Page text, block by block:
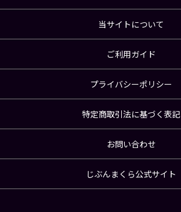
当サイトについて
ご利用ガイド
プライバシーポリシー
特定商取引法に基づく表記
お問い合わせ
じぶんまくら公式サイト